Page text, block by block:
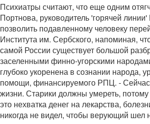
Психиатры считают, что еще одним
Портнова, руководитель 'горячей
позволить подавленному человеку
Института им. Сербского, напоминая,
самой России существует большой
заселенными финно-угорскими
глубоко укоренена в сознании народа,
помощи, финансируемого РПЦ. - Сейчас
жизни. Старики должны умереть,
это нехватка денег на лекарства,
никогда не видел, чтобы верующий шел